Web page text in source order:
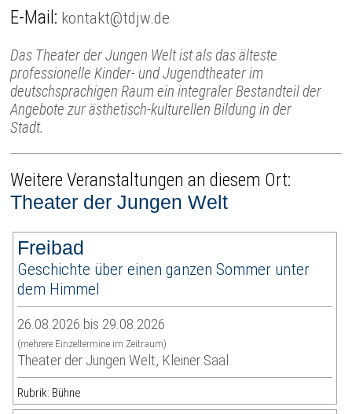
E-Mail: kontakt@tdjw.de
Das Theater der Jungen Welt ist als das älteste
professionelle Kinder- und Jugendtheater im
deutschsprachigen Raum ein integraler Bestandteil der
Angebote zur ästhetisch-kulturellen Bildung in der
Stadt.
Weitere Veranstaltungen an diesem Ort:
Theater der Jungen Welt
Freibad
Geschichte über einen ganzen Sommer unter
dem Himmel
26.08.2026 bis 29.08.2026
(mehrere Einzeltermine im Zeitraum)
Theater der Jungen Welt, Kleiner Saal
Rubrik: Bühne